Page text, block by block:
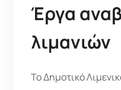
Έργα
λιμανιών
Το Δημοτικό